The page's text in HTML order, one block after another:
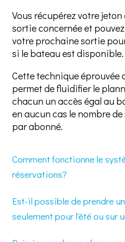
Vous récupérez votre
sortie concernée et
votre prochaine sortie
si le bateau est disponible.
Cette technique éprouvée
permet de fluidifier le
chacun un accès égal au
en aucun cas le nombre
par abonné.
Comment fonctionne le
réservations?
Est-il possible de prendre
seulement pour l'été ou sur